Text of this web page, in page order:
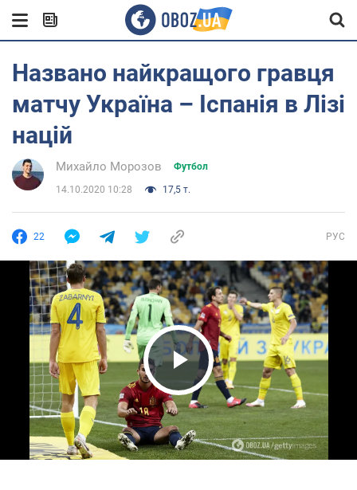
Названо найкращого гравця
матчу Україна – Іспанія в Лізі
націй
Михайло Морозов Футбол
14.10.2020 10:28 17,5 т.
22 РУС
Play Video